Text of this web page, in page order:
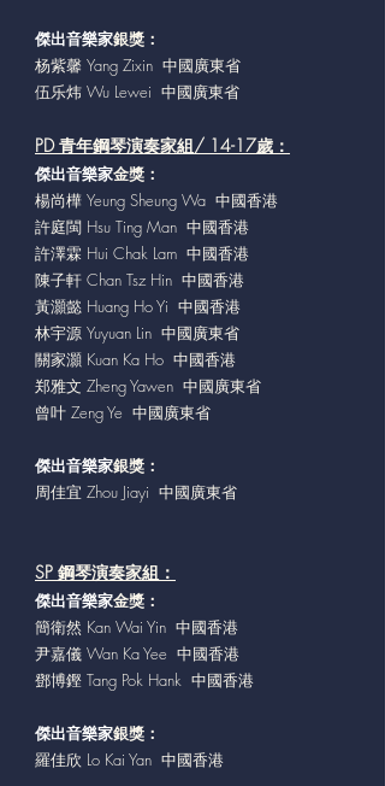
傑出音樂家銀獎：
杨紫馨 Yang Zixin 中國廣東省
伍乐炜 Wu Lewei 中國廣東省
PD 青年鋼琴演奏家組/ 14-17歲：
傑出音樂家金獎：
楊尚樺 Yeung Sheung Wa 中國香港
許庭閩 Hsu Ting Man 中國香港
許澤霖 Hui Chak Lam 中國香港
陳子軒 Chan Tsz Hin 中國香港
黃灝懿 Huang Ho Yi 中國香港
林宇源 Yuyuan Lin 中國廣東省
關家灝 Kuan Ka Ho 中國香港
郑雅文 Zheng Yawen 中國廣東省
曾叶 Zeng Ye 中國廣東省
傑出音樂家銀獎：
周佳宜 Zhou Jiayi 中國廣東省
SP 鋼琴演奏家組：
傑出音樂家金獎：
簡衛然 Kan Wai Yin 中國香港
尹嘉儀 Wan Ka Yee 中國香港
鄧博鏗 Tang Pok Hank 中國香港
傑出音樂家銀獎：
羅佳欣 Lo Kai Yan 中國香港